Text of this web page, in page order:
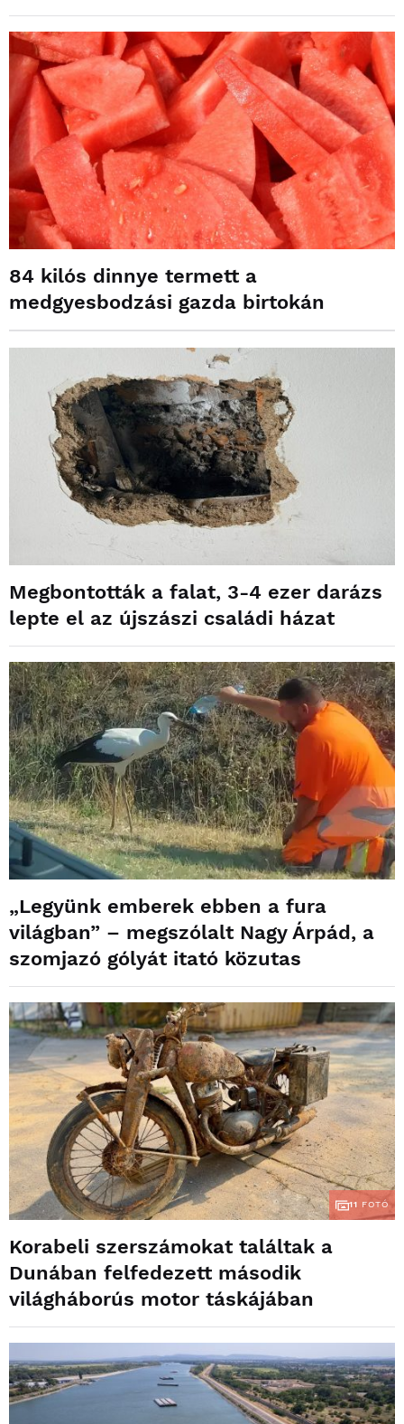
84 kilós dinnye termett a
medgyesbodzási gazda birtokán
Megbontották a falat, 3-4 ezer darázs
lepte el az újszászi családi házat
„Legyünk emberek ebben a fura
világban” – megszólalt Nagy Árpád, a
szomjazó gólyát itató közutas
11 FOTÓ
Korabeli szerszámokat találtak a
Dunában felfedezett második
világháborús motor táskájában